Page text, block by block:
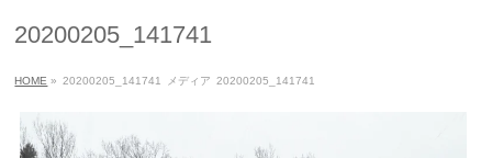
20200205_141741
HOME » 20200205_141741 メディア 20200205_141741